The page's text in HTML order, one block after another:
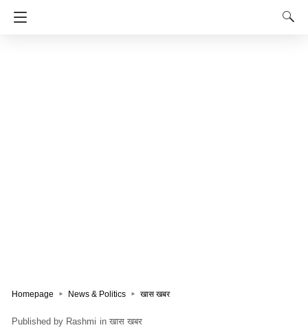
Homepage News & Politics खास खबर
Rashmi in खास खबर